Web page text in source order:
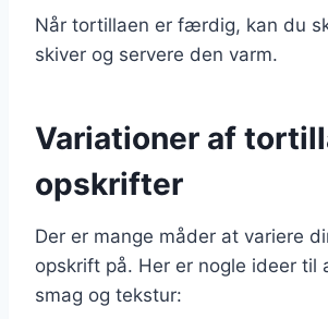
Når tortillaen er færdig, kan du
skiver og servere den varm.
Variationer af
opskrifter
Der er mange måder at variere
opskrift på. Her er nogle ideer til
smag og tekstur: